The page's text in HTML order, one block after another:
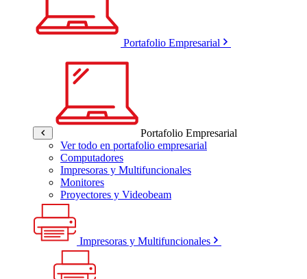
Portafolio Empresarial
Portafolio Empresarial
Ver todo en portafolio empresarial
Computadores
Impresoras y Multifuncionales
Monitores
Proyectores y Videobeam
Impresoras y Multifuncionales